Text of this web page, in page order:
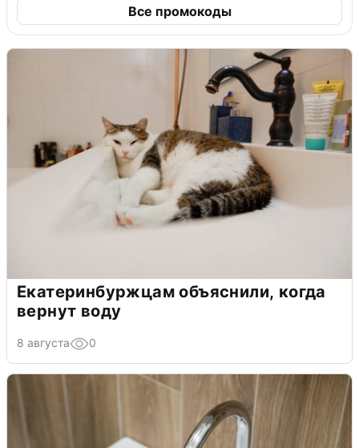
Все промокоды
Екатеринбуржцам объяснили, когда
вернут воду
8 августа 0